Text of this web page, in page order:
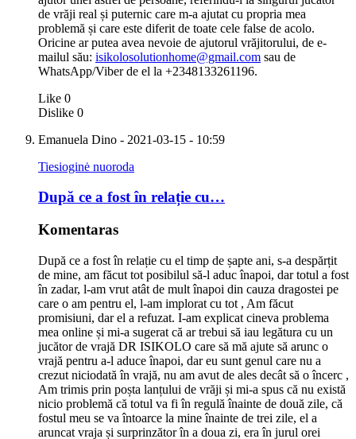
de vrăji real și puternic care m-a ajutat cu propria mea
problemă și care este diferit de toate cele false de acolo.
Oricine ar putea avea nevoie de ajutorul vrăjitorului, de e-
mailul său: isikolosolutionhome@gmail.com sau de
WhatsApp/Viber de el la +2348133261196.
Like 0
Dislike 0
Emanuela Dino - 2021-03-15 - 10:59
Tiesioginė nuoroda
După ce a fost în relație cu…
Komentaras
După ce a fost în relație cu el timp de șapte ani, s-a despărțit
de mine, am făcut tot posibilul să-l aduc înapoi, dar totul a fost
în zadar, l-am vrut atât de mult înapoi din cauza dragostei pe
care o am pentru el, l-am implorat cu tot , Am făcut
promisiuni, dar el a refuzat. I-am explicat cineva problema
mea online și mi-a sugerat că ar trebui să iau legătura cu un
jucător de vrajă DR ISIKOLO care să mă ajute să arunc o
vrajă pentru a-l aduce înapoi, dar eu sunt genul care nu a
crezut niciodată în vrajă, nu am avut de ales decât să o încerc ,
Am trimis prin poșta lanțului de vrăji și mi-a spus că nu există
nicio problemă că totul va fi în regulă înainte de două zile, că
fostul meu se va întoarce la mine înainte de trei zile, el a
aruncat vraja și surprinzător în a doua zi, era în jurul orei